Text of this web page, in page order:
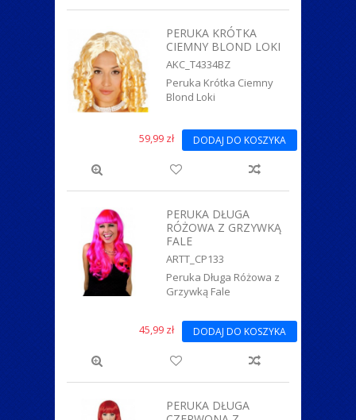
PERUKA KRÓTKA
CIEMNY BLOND LOKI
AKC_T4334BZ
Peruka Krótka Ciemny
Blond Loki
59,99 zł DODAJ DO KOSZYKA
PERUKA DŁUGA
RÓŻOWA Z GRZYWKĄ
FALE
ARTT_CP133
Peruka Długa Różowa z
Grzywką Fale
45,99 zł DODAJ DO KOSZYKA
PERUKA DŁUGA